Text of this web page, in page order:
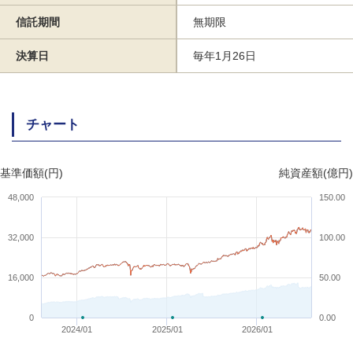
信託期間 無期限
決算日 毎年1月26日
チャート
基準価額(円) 純資産額(億円)
2024/01 2025/01 2026/01
0
16,000
32,000
48,000
0.00
50.00
100.00
150.00